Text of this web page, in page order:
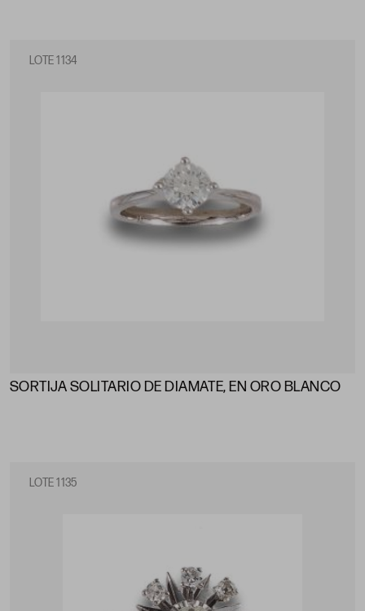
LOTE 1134
SORTIJA SOLITARIO DE DIAMATE, EN ORO BLANCO
LOTE 1135